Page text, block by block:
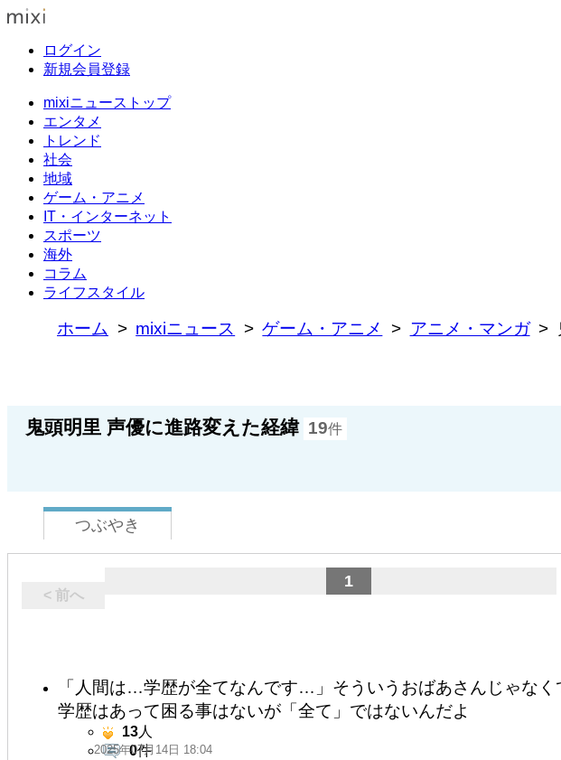
ログイン
新規会員登録
mixiニューストップ
エンタメ
トレンド
社会
地域
ゲーム・アニメ
IT・インターネット
スポーツ
海外
コラム
ライフスタイル
ホーム mixiニュース ゲーム・アニメ アニメ・マンガ
鬼頭明里 声優に進路変えた経緯 19件
つぶやき
< 前へ
1
「人間は…学歴が全てなんです…」そういうおばあさんじゃな
学歴はあって困る事はないが「全て」ではないんだよ
2025年07月14日 18:04
13人
0件